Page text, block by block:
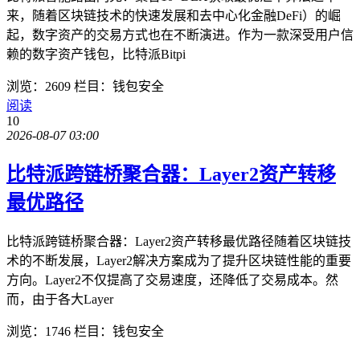
来，随着区块链技术的快速发展和去中心化金融DeFi）的崛
起，数字资产的交易方式也在不断演进。作为一款深受用户信
赖的数字资产钱包，比特派Bitpi
浏览：2609 栏目：钱包安全
阅读
10
2026-08-07 03:00
比特派跨链桥聚合器：Layer2资产转移
最优路径
比特派跨链桥聚合器：Layer2资产转移最优路径随着区块链技
术的不断发展，Layer2解决方案成为了提升区块链性能的重要
方向。Layer2不仅提高了交易速度，还降低了交易成本。然
而，由于各大Layer
浏览：1746 栏目：钱包安全